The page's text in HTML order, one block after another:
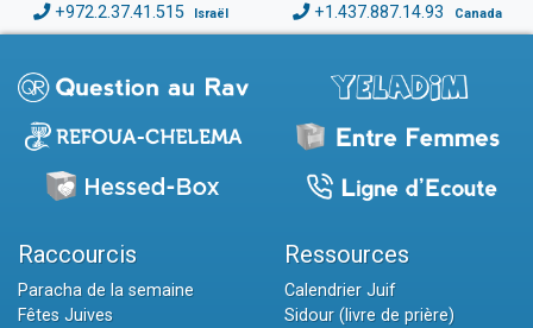
+972.2.37.41.515 Israël +1.437.887.14.93 Canada
Raccourcis
Paracha de la semaine
Fêtes Juives
Ressources
Calendrier Juif
Sidour (livre de prière)